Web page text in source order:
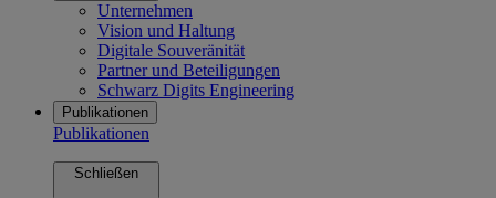
Unternehmen
Vision und Haltung
Digitale Souveränität
Partner und Beteiligungen
Schwarz Digits Engineering
Publikationen
Publikationen
Schließen